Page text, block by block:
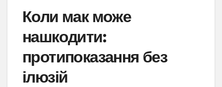
Коли мак може
нашкодити:
протипоказання без
ілюзій